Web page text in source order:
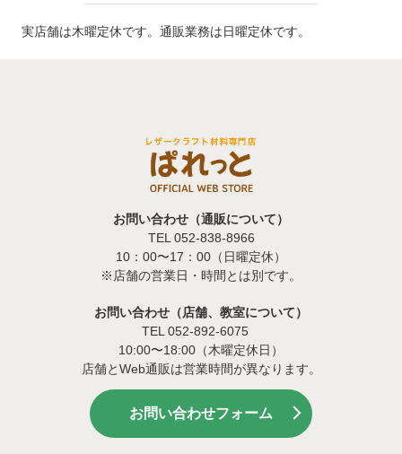
実店舗は木曜定休です。通販業務は日曜定休です。
お問い合わせ（通販について）
TEL 052-838-8966
10：00〜17：00（日曜定休）
※店舗の営業日・時間とは別です。
お問い合わせ（店舗、教室について）
TEL 052-892-6075
10:00〜18:00（木曜定休日）
店舗とWeb通販は営業時間が異なります。
お問い合わせフォーム